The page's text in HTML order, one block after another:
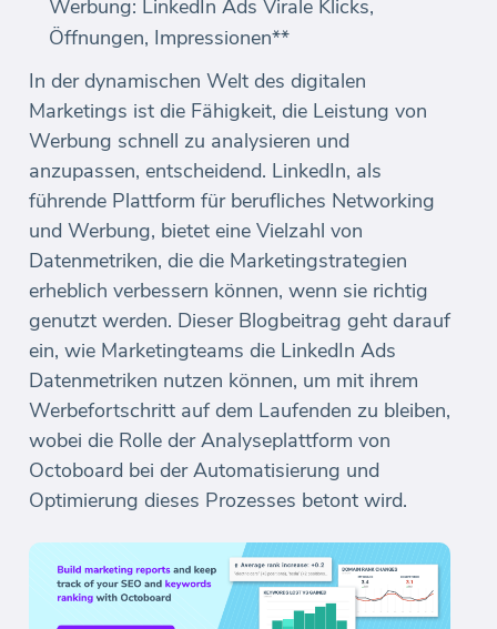
Werbung: LinkedIn Ads Virale Klicks,
Öffnungen, Impressionen**
In der dynamischen Welt des digitalen
Marketings ist die Fähigkeit, die Leistung von
Werbung schnell zu analysieren und
anzupassen, entscheidend. LinkedIn, als
führende Plattform für berufliches Networking
und Werbung, bietet eine Vielzahl von
Datenmetriken, die die Marketingstrategien
erheblich verbessern können, wenn sie richtig
genutzt werden. Dieser Blogbeitrag geht darauf
ein, wie Marketingteams die LinkedIn Ads
Datenmetriken nutzen können, um mit ihrem
Werbefortschritt auf dem Laufenden zu bleiben,
wobei die Rolle der Analyseplattform von
Octoboard bei der Automatisierung und
Optimierung dieses Prozesses betont wird.